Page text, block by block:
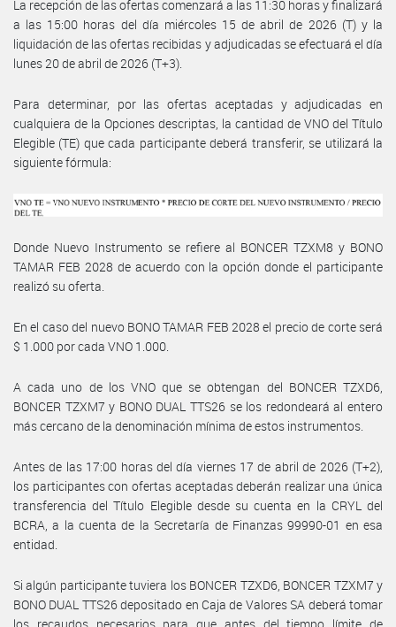
La recepción de las ofertas comenzará a las 11:30 horas y finalizará
a las 15:00 horas del día miércoles 15 de abril de 2026 (T) y la
liquidación de las ofertas recibidas y adjudicadas se efectuará el día
lunes 20 de abril de 2026 (T+3).
Para determinar, por las ofertas aceptadas y adjudicadas en
cualquiera de la Opciones descriptas, la cantidad de VNO del Título
Elegible (TE) que cada participante deberá transferir, se utilizará la
siguiente fórmula:
Donde Nuevo Instrumento se refiere al BONCER TZXM8 y BONO
TAMAR FEB 2028 de acuerdo con la opción donde el participante
realizó su oferta.
En el caso del nuevo BONO TAMAR FEB 2028 el precio de corte será
$ 1.000 por cada VNO 1.000.
A cada uno de los VNO que se obtengan del BONCER TZXD6,
BONCER TZXM7 y BONO DUAL TTS26 se los redondeará al entero
más cercano de la denominación mínima de estos instrumentos.
Antes de las 17:00 horas del día viernes 17 de abril de 2026 (T+2),
los participantes con ofertas aceptadas deberán realizar una única
transferencia del Título Elegible desde su cuenta en la CRYL del
BCRA, a la cuenta de la Secretaría de Finanzas 99990-01 en esa
entidad.
Si algún participante tuviera los BONCER TZXD6, BONCER TZXM7 y
BONO DUAL TTS26 depositado en Caja de Valores SA deberá tomar